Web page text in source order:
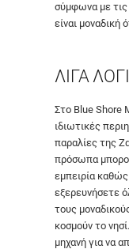
σύμφωνα με τις
είναι μοναδική
ΛΙΓΑ
Στο Blue Shore
ιδιωτικές
παραλίες της
πρόσωπα
εμπειρία καθώς
εξερευνήσετε
τους
κοσμούν το
μηχανή για να